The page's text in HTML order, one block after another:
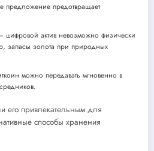
предложение предотвращает
цифровой актив невозможно физически
запасы золота при природных
можно передавать мгновенно в
его привлекательным для
способы хранения